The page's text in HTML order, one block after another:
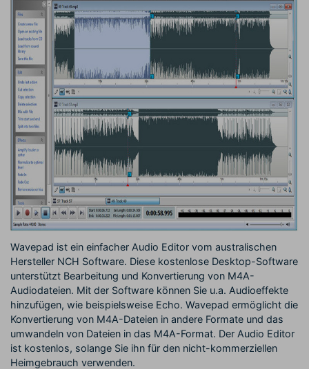
Wavepad ist ein einfacher Audio Editor vom australischen
Hersteller NCH Software. Diese kostenlose Desktop-Software
unterstützt Bearbeitung und Konvertierung von M4A-
Audiodateien. Mit der Software können Sie u.a. Audioeffekte
hinzufügen, wie beispielsweise Echo. Wavepad ermöglicht die
Konvertierung von M4A-Dateien in andere Formate und das
umwandeln von Dateien in das M4A-Format. Der Audio Editor
ist kostenlos, solange Sie ihn für den nicht-kommerziellen
Heimgebrauch verwenden.